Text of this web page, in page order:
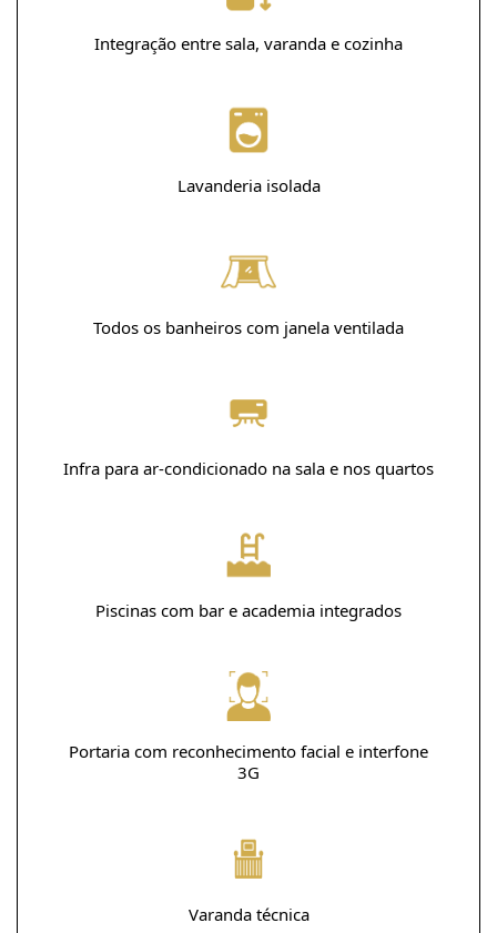
Integração entre sala, varanda e cozinha
Lavanderia isolada
Todos os banheiros com janela ventilada
Infra para ar-condicionado na sala e nos quartos
Piscinas com bar e academia integrados
Portaria com reconhecimento facial e interfone
3G
Varanda técnica